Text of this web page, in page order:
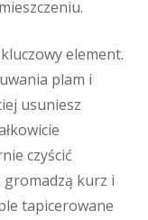
element.
plam i
usuniesz
czyścić
kurz i
tapicerowane